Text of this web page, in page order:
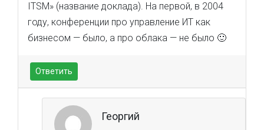
ITSM» (название доклада). На первой, в 2004
году, конференции про управление ИТ как
бизнесом — было, а про облака — не было 🙂
Ответить
Георгий